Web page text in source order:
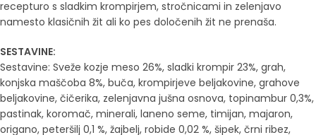
recepturo s sladkim krompirjem, stročnicami in zelenjavo
namesto klasičnih žit ali ko pes določenih žit ne prenaša.
SESTAVINE:
Sestavine: Sveže kozje meso 26%, sladki krompir 23%, grah,
konjska maščoba 8%, buča, krompirjeve beljakovine, grahove
beljakovine, čičerika, zelenjavna jušna osnova, topinambur 0,3%,
pastinak, koromač, minerali, laneno seme, timijan, majaron,
origano, peteršilj 0,1 %, žajbelj, robide 0,02 %, šipek, črni ribez,